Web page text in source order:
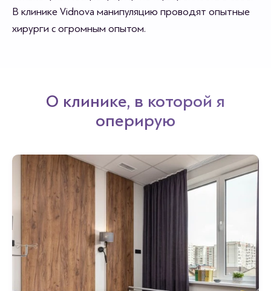
В клинике Vidnova манипуляцию проводят опытные
хирурги с огромным опытом.
О клинике, в которой я
оперирую